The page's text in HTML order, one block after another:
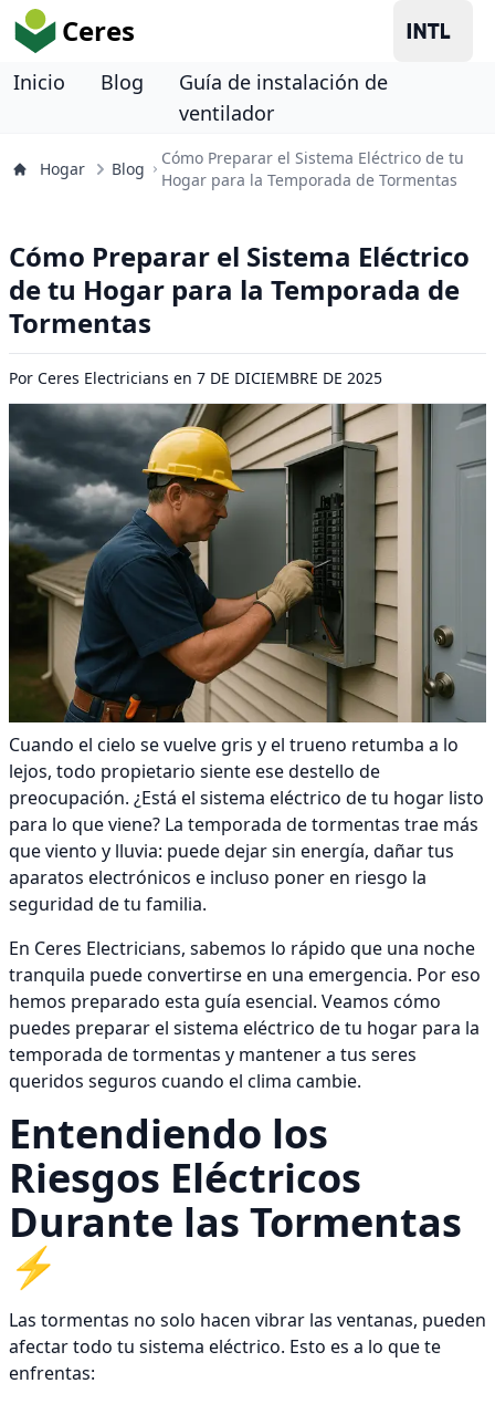
Ceres
Inicio Blog
Guía de instalación de
ventilador
Hogar Blog
Cómo Preparar el Sistema Eléctrico de tu
Hogar para la Temporada de Tormentas
Cómo Preparar el Sistema Eléctrico
de tu Hogar para la Temporada de
Tormentas
Por Ceres Electricians en 7 DE DICIEMBRE DE 2025
Cuando el cielo se vuelve gris y el trueno retumba a lo
lejos, todo propietario siente ese destello de
preocupación. ¿Está el sistema eléctrico de tu hogar listo
para lo que viene? La temporada de tormentas trae más
que viento y lluvia: puede dejar sin energía, dañar tus
aparatos electrónicos e incluso poner en riesgo la
seguridad de tu familia.
En Ceres Electricians, sabemos lo rápido que una noche
tranquila puede convertirse en una emergencia. Por eso
hemos preparado esta guía esencial. Veamos cómo
puedes preparar el sistema eléctrico de tu hogar para la
temporada de tormentas y mantener a tus seres
queridos seguros cuando el clima cambie.
Entendiendo los
Riesgos Eléctricos
Durante las Tormentas
⚡
Las tormentas no solo hacen vibrar las ventanas, pueden
afectar todo tu sistema eléctrico. Esto es a lo que te
enfrentas: